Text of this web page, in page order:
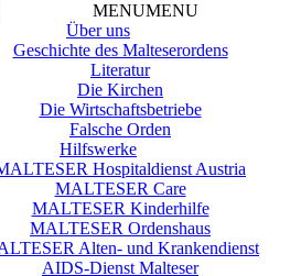
MENUMENU
Über uns
Geschichte des Malteserordens
Literatur
Die Kirchen
Die Wirtschaftsbetriebe
Falsche Orden
Hilfswerke
Hospitaldienst Austria
MALTESER Care
MALTESER Kinderhilfe
MALTESER Ordenshaus
Alten- und Krankendienst
AIDS-Dienst Malteser